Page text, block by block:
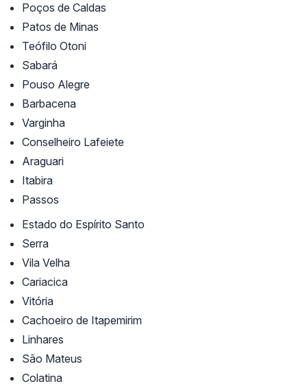
Poços de Caldas
Patos de Minas
Teófilo Otoni
Sabará
Pouso Alegre
Barbacena
Varginha
Conselheiro Lafeiete
Araguari
Itabira
Passos
Estado do Espírito Santo
Serra
Vila Velha
Cariacica
Vitória
Cachoeiro de Itapemirim
Linhares
São Mateus
Colatina